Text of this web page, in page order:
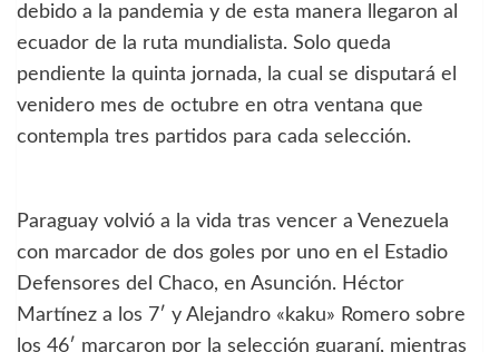
debido a la pandemia y de esta manera llegaron al
ecuador de la ruta mundialista. Solo queda
pendiente la quinta jornada, la cual se disputará el
venidero mes de octubre en otra ventana que
contempla tres partidos para cada selección.
Paraguay volvió a la vida tras vencer a Venezuela
con marcador de dos goles por uno en el Estadio
Defensores del Chaco, en Asunción. Héctor
Martínez a los 7′ y Alejandro «kaku» Romero sobre
los 46′ marcaron por la selección guaraní, mientras